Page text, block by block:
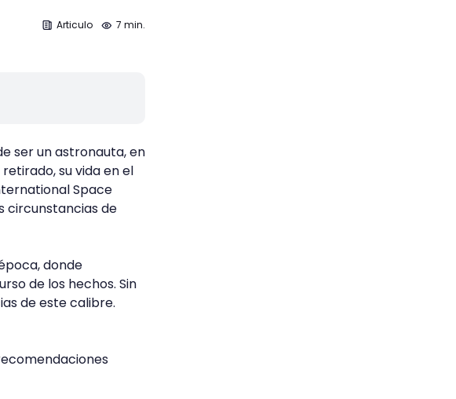
Articulo 7 min.
ser un astronauta, en
su vida en el
Space
circunstancias de
donde
de los hechos. Sin
de este calibre.